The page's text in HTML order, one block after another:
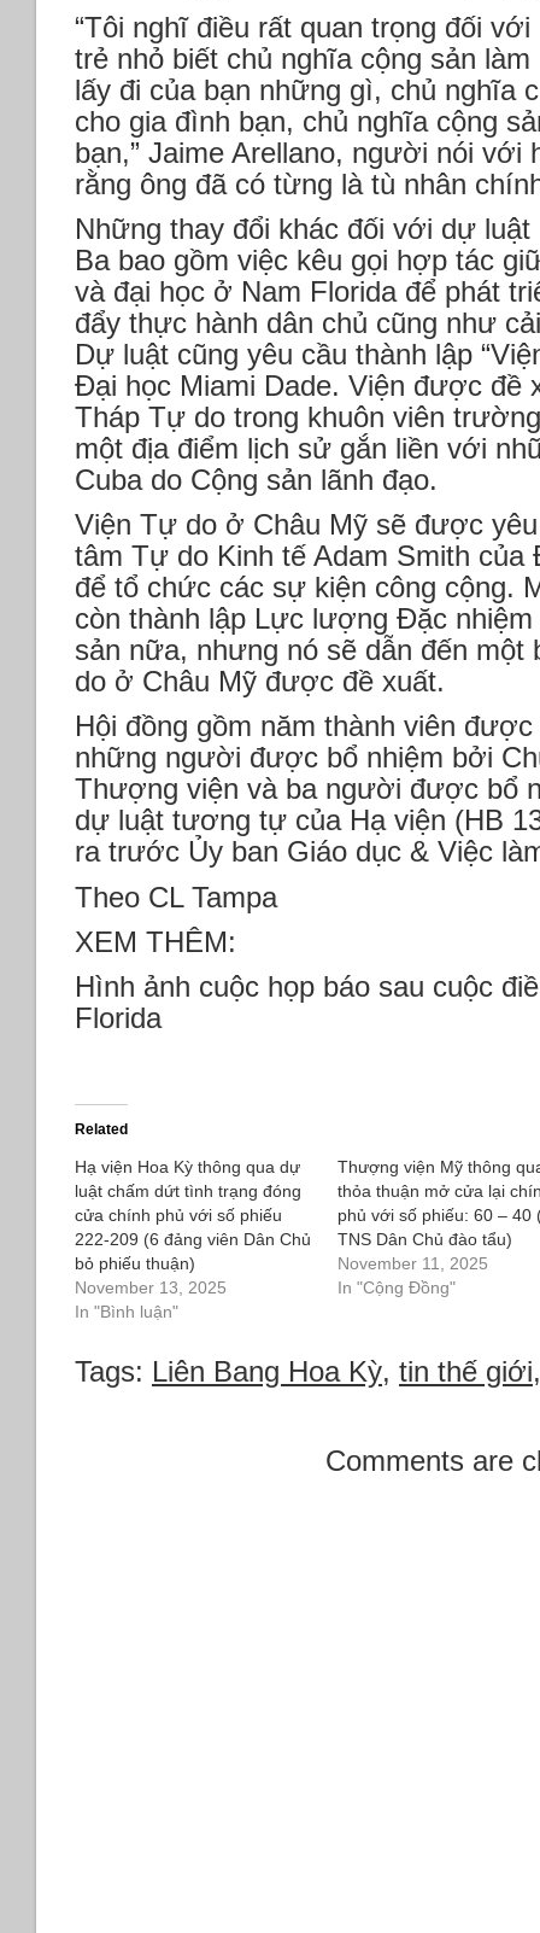
“Tôi nghĩ điều rất quan trọng đối
trẻ nhỏ biết chủ nghĩa cộng sản
lấy đi của bạn những gì, chủ nghĩa
cho gia đình bạn, chủ nghĩa cộng
bạn,” Jaime Arellano, người nói với
rằng ông đã có từng là tù nhân
Những thay đổi khác đối với dự
Ba bao gồm việc kêu gọi hợp tác
và đại học ở Nam Florida để phát
đẩy thực hành dân chủ cũng như
Dự luật cũng yêu cầu thành lập
Đại học Miami Dade. Viện được đề
Tháp Tự do trong khuôn viên
một địa điểm lịch sử gắn liền với
Cuba do Cộng sản lãnh đạo.
Viện Tự do ở Châu Mỹ sẽ được
tâm Tự do Kinh tế Adam Smith của
để tổ chức các sự kiện công cộng.
còn thành lập Lực lượng Đặc
sản nữa, nhưng nó sẽ dẫn đến một
do ở Châu Mỹ được đề xuất.
Hội đồng gồm năm thành viên
những người được bổ nhiệm bởi
Thượng viện và ba người được bổ
dự luật tương tự của Hạ viện (HB
ra trước Ủy ban Giáo dục & Việc
Theo CL Tampa
XEM THÊM:
Hình ảnh cuộc họp báo sau cuộc
Florida
Related
Hạ viện Hoa Kỳ thông qua dự
luật chấm dứt tình trạng đóng
cửa chính phủ với số phiếu
222-209 (6 đảng viên Dân Chủ
bỏ phiếu thuận)
November 13, 2025
In "Bình luận"
Thượng viện Mỹ thông
thỏa thuận mở cửa lại
phủ với số phiếu: 60 – 40
TNS Dân Chủ đào tẩu)
November 11, 2025
In "Cộng Đồng"
Tags: Liên Bang Hoa Kỳ, tin thế giới
Comments are